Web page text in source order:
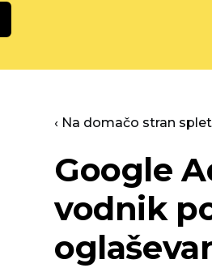
‹ Na domačo stran
Google
vodnik